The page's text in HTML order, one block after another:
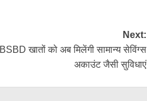
Next:
खातों को अब मिलेंगी सामान्य सेविंग्स
अकाउंट जैसी सुविधाएं